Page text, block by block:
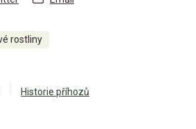
rostliny
Historie příhozů